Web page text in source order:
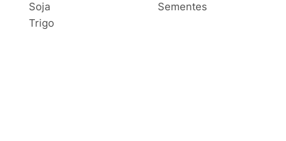
Soja
Trigo
Sementes